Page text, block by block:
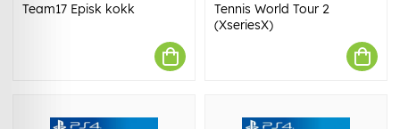
Team17 Episk kokk
Tennis World Tour 2
(XseriesX)